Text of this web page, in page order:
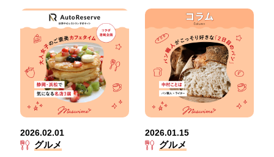
2026.02.01
グルメ
2026.01.15
グルメ